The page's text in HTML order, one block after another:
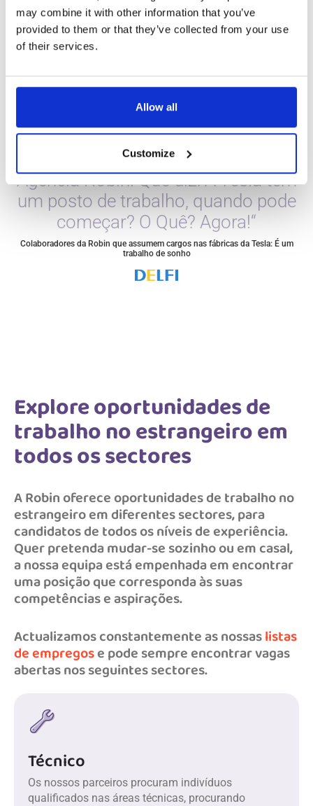
may combine it with other information that you’ve
provided to them or that they’ve collected from your use
of their services.
Allow all
Customize
quarentena...
Carlos Lopes
Confiança
„Eu sento-me, não sei o que fazer a
seguir. Tenho uma chamada da
Agência Robin. Que diz: A Tesla tem
um posto de trabalho, quando pode
começar? O Quê? Agora!“
Colaboradores da Robin que assumem cargos nas fábricas da Tesla: É um
trabalho de sonho
Explore oportunidades de
trabalho no estrangeiro em
todos os sectores
A Robin oferece oportunidades de trabalho no
estrangeiro em diferentes sectores, para
candidatos de todos os níveis de experiência.
Quer pretenda mudar-se sozinho ou em casal,
a nossa equipa está empenhada em encontrar
uma posição que corresponda às suas
competências e aspirações.
Actualizamos constantemente as nossaslistas
de empregose pode sempre encontrar vagas
abertas nos seguintes sectores.
Técnico
Os nossos parceiros procuram indivíduos
qualificados nas áreas técnicas, procurando